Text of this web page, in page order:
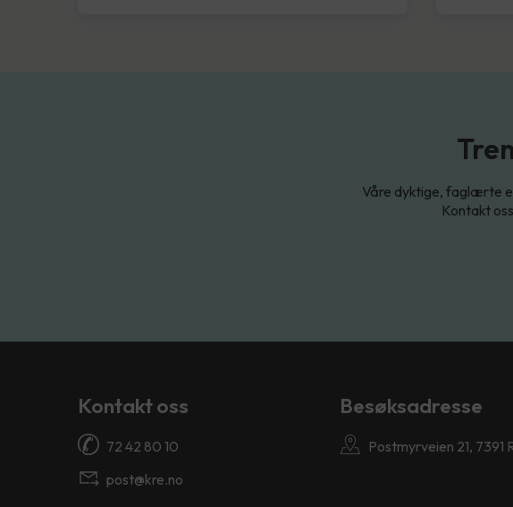
Våre dyktige, faglærte
Kontakt
Kontakt oss
72 42 80 10
post@kre.no
Besøksadresse
Postmyrveien 21, 7391